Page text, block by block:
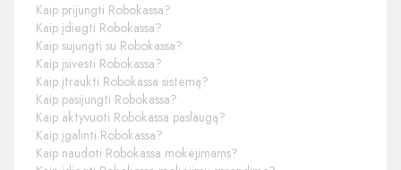
Kaip prijungti Robokassa?
Kaip įdiegti Robokassa?
Kaip sujungti su Robokassa?
Kaip įsivesti Robokassa?
Kaip įtraukti Robokassa sistemą?
Kaip pasijungti Robokassa?
Kaip aktyvuoti Robokassa paslaugą?
Kaip įgalinti Robokassa?
Kaip naudoti Robokassa mokėjimams?